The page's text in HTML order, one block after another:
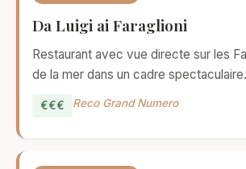
Da Luigi ai Faraglioni
Restaurant avec vue directe sur les
de la mer dans un cadre spectaculaire.
€€€ Reco Grand Numero